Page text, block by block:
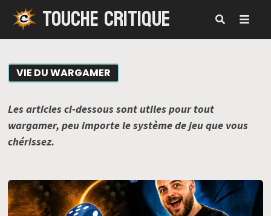
Passer
contenu
TOUCHE CRITIQUE
VIE DU WARGAMER
Les articles ci-dessous sont utiles pour tout
wargamer, peu importe le système de jeu que vous
chérissez.